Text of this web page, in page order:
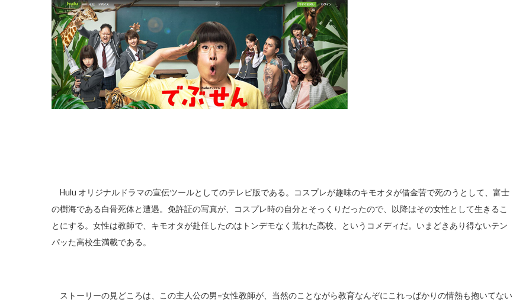
Hulu オリジナルドラマの宣伝ツールとしてのテレビ版である。コスプレが趣味のキモオタが借金苦で死のうとして、富士
の樹海である白骨死体と遭遇。免許証の写真が、コスプレ時の自分とそっくりだったので、以降はその女性として生きるこ
とにする。女性は教師で、キモオタが赴任したのはトンデモなく荒れた高校、というコメディだ。いまどきあり得ないテン
パッた高校生満載である。
ストーリーの見どころは、この主人公の男=女性教師が、当然のことながら教育なんぞにこれっばかりの情熱も抱いてない